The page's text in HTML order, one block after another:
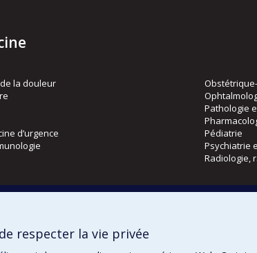
la douleur
d’urgence
Pathologie
Pédiatrie
Psychiatrie
Radiologie,
respecter la vie privée